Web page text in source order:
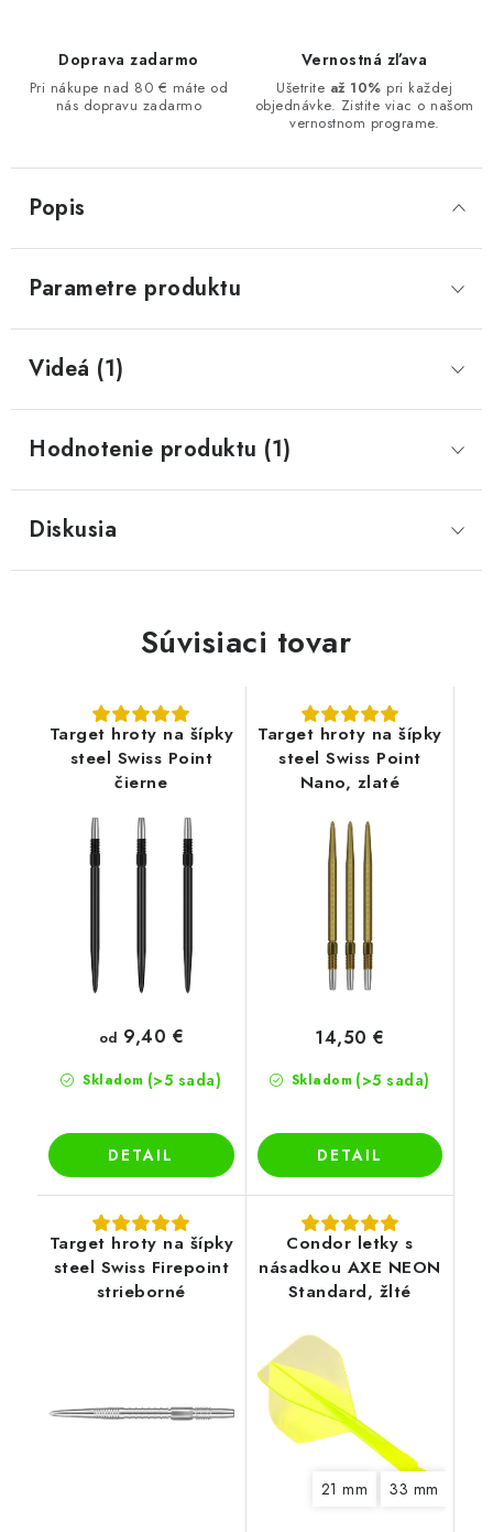
Doprava zadarmo
Pri nákupe nad 80 € máte od
nás dopravu zadarmo
Vernostná zľava
Ušetrite až 10% pri každej
objednávke. Zistite viac o našom
vernostnom programe.
Popis
Parametre produktu
Videá (1)
Hodnotenie produktu (1)
Diskusia
Súvisiaci tovar
Target hroty na šípky
steel Swiss Point
čierne
Skladom (>5 sada)
od 9,40 €
DETAIL
Target hroty na šípky
steel Swiss Point
Nano, zlaté
Skladom (>5 sada)
14,50 €
DETAIL
Target hroty na šípky
steel Swiss Firepoint
strieborné
Condor letky s
násadkou AXE NEON
Standard, žlté
21 mm 33 mm